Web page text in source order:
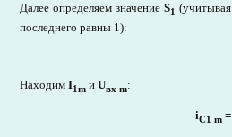
Далее определяем значение S1
последнего равны 1):
Находим I1m и Uвx m:
iC1 m